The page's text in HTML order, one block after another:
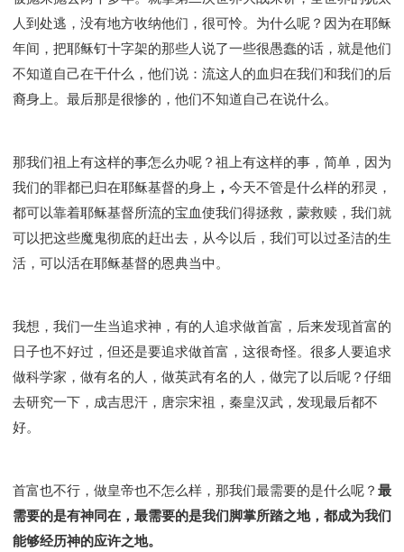
人到处逃，没有地方收纳他们，很可怜。为什么呢？因为在耶稣
年间，把耶稣钉十字架的那些人说了一些很愚蠢的话，就是他们
不知道自己在干什么，他们说：流这人的血归在我们和我们的后
裔身上。最后那是很惨的，他们不知道自己在说什么。
那我们祖上有这样的事怎么办呢？祖上有这样的事，简单，因为
我们的罪都已归在耶稣基督的身上 ， 今天不管是什么样的邪灵，
都可以靠着耶稣基督所流的宝血使我们得拯救，蒙救赎，我们就
可以把这些魔鬼彻底的赶出去，从今以后，我们可以过圣洁的生
活，可以活在耶稣基督的恩典当中。
我想，我们一生当追求神，有的人追求做首富，后来发现首富的
日子也不好过，但还是要追求做首富，这很奇怪。很多人要追求
做科学家，做有名的人，做英武有名的人，做完了以后呢？仔细
去研究一下，成吉思汗，唐宗宋祖，秦皇汉武，发现最后都不
好。
首富也不行，做皇帝也不怎么样，那我们最需要的是什么呢？ 最
需要的是有神同在，最需要的是我们脚掌所踏之地，都成为我们
能够经历神的应许之地。